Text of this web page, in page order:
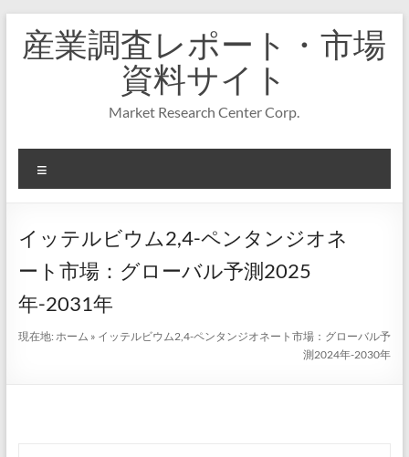
キ
プ
産業調査レポート・市場
資料サイト
Market Research Center Corp.
ニ
ー
イッテルビウム2,4-ペンタンジオネ
ート市場：グローバル予測2025
年-2031年
現在地:ホーム » イッテルビウム2,4-ペンタンジオネート市場：グローバル予
測2024年-2030年